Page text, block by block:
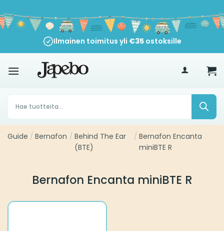
sisältöön
Ilmainen toimitus yli €35ostoksille
Products
search
Guide / Bernafon / Behind The Ear
(BTE)
/ Bernafon Encanta
miniBTE R
Bernafon Encanta miniBTE R